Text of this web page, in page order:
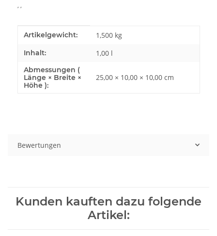
, ,
Produkteigenschaft
Wert
Artikelgewicht: 1,500 kg
Inhalt: 1,00 l
Abmessungen (
Länge × Breite ×
Höhe ):
25,00 × 10,00 × 10,00 cm
Bewertungen
Kunden kauften dazu folgende
Artikel: